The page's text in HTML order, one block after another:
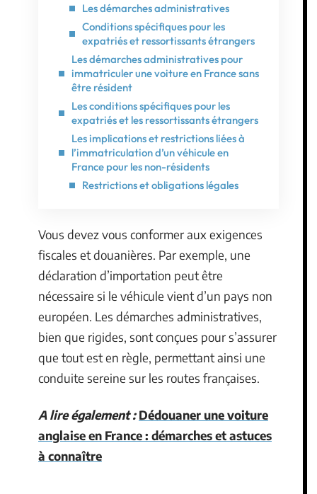
Les démarches administratives
Conditions spécifiques pour les
expatriés et ressortissants étrangers
Les démarches administratives pour
immatriculer une voiture en France sans
être résident
Les conditions spécifiques pour les
expatriés et les ressortissants étrangers
Les implications et restrictions liées à
l’immatriculation d’un véhicule en
France pour les non-résidents
Restrictions et obligations légales
Vous devez vous conformer aux exigences
fiscales et douanières. Par exemple, une
déclaration d’importation peut être
nécessaire si le véhicule vient d’un pays non
européen. Les démarches administratives,
bien que rigides, sont conçues pour s’assurer
que tout est en règle, permettant ainsi une
conduite sereine sur les routes françaises.
A lire également : Dédouaner une voiture
anglaise en France : démarches et astuces
à connaître